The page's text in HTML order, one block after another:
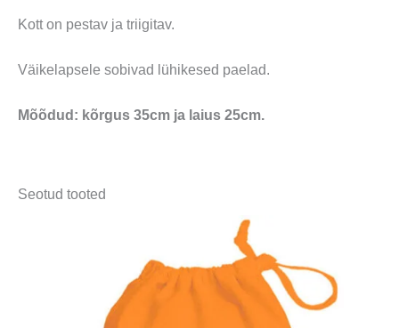
Kott on pestav ja triigitav.
Väikelapsele sobivad lühikesed paelad.
Mõõdud: kõrgus 35cm ja laius 25cm.
Seotud tooted